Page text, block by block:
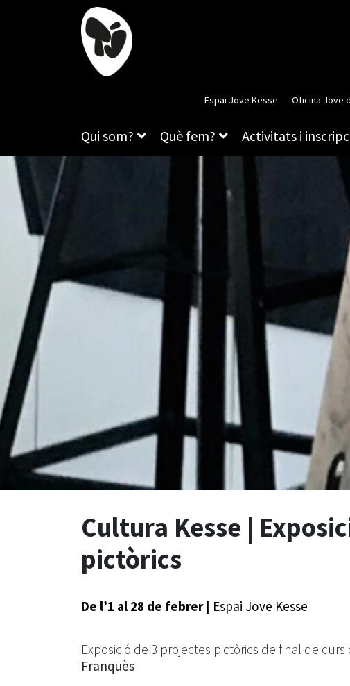
Espai Jove Kesse Oficina Jove
Qui som? Què fem? Activitats i
Cultura Kesse |
pictòrics
De l’1 al 28 de febrer| Espai Jove Kesse
Exposició de 3 projectes pictòrics de final de
Franquès